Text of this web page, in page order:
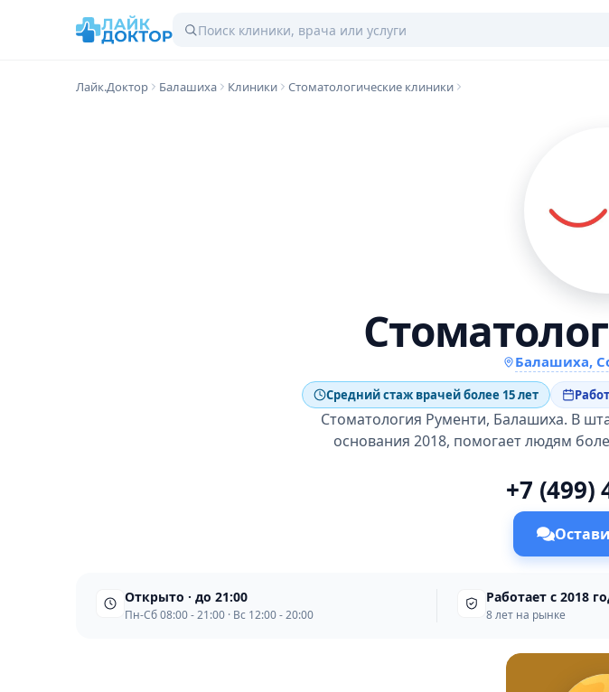
Лайк.Доктор Балашиха Клиники Стоматологические клиники
Балашиха,
Средний стаж врачей более 15 лет
Стоматология Рументи, Балашиха. В
основания 2018, помогает людям
+7 (499)
Открыто · до 21:00
Пн-Сб 08:00 - 21:00 · Вс 12:00 - 20:00
Работает с 2018
8 лет на рынке